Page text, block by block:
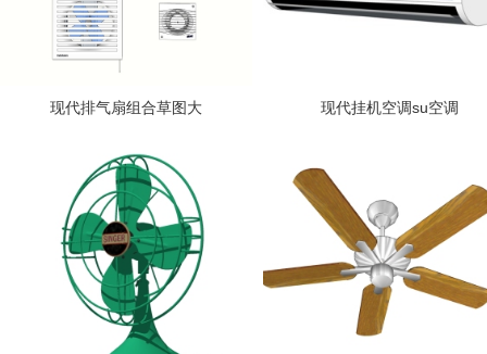
现代排气扇组合草图大 现代挂机空调su空调